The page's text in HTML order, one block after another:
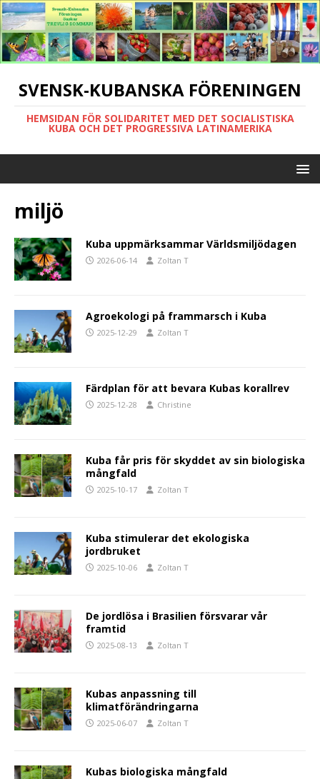
SVENSK-KUBANSKA FÖRENINGEN
HEMSIDAN FÖR SOLIDARITET MED DET SOCIALISTISKA
KUBA OCH DET PROGRESSIVA LATINAMERIKA
miljö
Kuba uppmärksammar Världsmiljödagen
2026-06-14 Zoltan T
Agroekologi på frammarsch i Kuba
2025-12-29 Zoltan T
Färdplan för att bevara Kubas korallrev
2025-12-28 Christine
Kuba får pris för skyddet av sin biologiska
mångfald
2025-10-17 Zoltan T
Kuba stimulerar det ekologiska
jordbruket
2025-10-06 Zoltan T
De jordlösa i Brasilien försvarar vår
framtid
2025-08-13 Zoltan T
Kubas anpassning till
klimatförändringarna
2025-06-07 Zoltan T
Kubas biologiska mångfald